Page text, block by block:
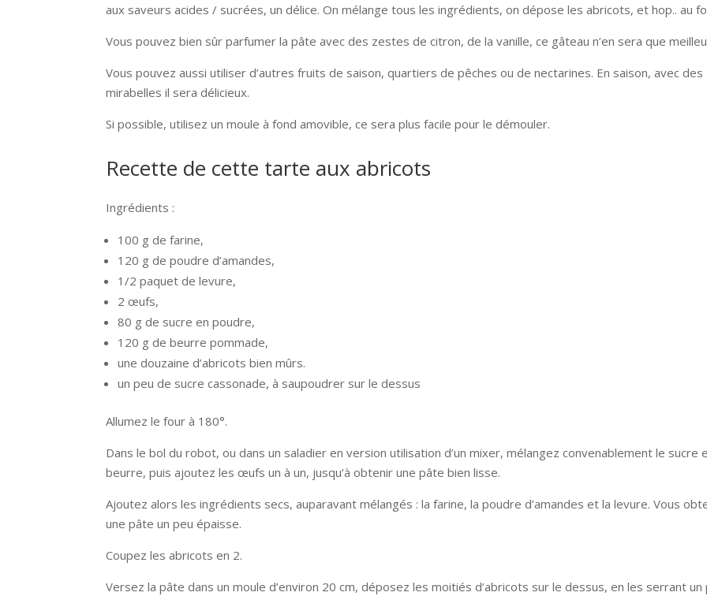
aux saveurs acides / sucrées, un délice. On mélange tous les ingrédients, on dépose les abricots, et hop.. au
Vous pouvez bien sûr parfumer la pâte avec des zestes de citron, de la vanille, ce gâteau n’en sera que
Vous pouvez aussi utiliser d’autres fruits de saison, quartiers de pêches ou de nectarines. En saison, avec des
mirabelles il sera délicieux.
Si possible, utilisez un moule à fond amovible, ce sera plus facile pour le démouler.
Recette de cette tarte aux abricots
Ingrédients :
100 g de farine,
120 g de poudre d’amandes,
1/2 paquet de levure,
2 œufs,
80 g de sucre en poudre,
120 g de beurre pommade,
une douzaine d’abricots bien mûrs.
un peu de sucre cassonade, à saupoudrer sur le dessus
Allumez le four à 180°.
Dans le bol du robot, ou dans un saladier en version utilisation d’un mixer, mélangez convenablement le sucre
beurre, puis ajoutez les œufs un à un, jusqu’à obtenir une pâte bien lisse.
Ajoutez alors les ingrédients secs, auparavant mélangés : la farine, la poudre d’amandes et la levure. Vous
une pâte un peu épaisse.
Coupez les abricots en 2.
Versez la pâte dans un moule d’environ 20 cm, déposez les moitiés d’abricots sur le dessus, en les serrant un